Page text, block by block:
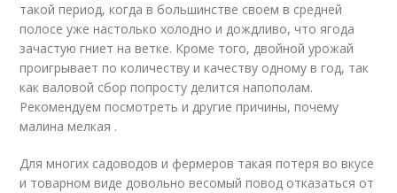
такой период, когда в большинстве своем в средней
полосе уже настолько холодно и дождливо, что ягода
зачастую гниет на ветке. Кроме того, двойной урожай
проигрывает по количеству и качеству одному в год, так
как валовой сбор попросту делится напополам.
Рекомендуем посмотреть и другие причины, почему
малина мелкая .
Для многих садоводов и фермеров такая потеря во вкусе
и товарном виде довольно весомый повод отказаться от